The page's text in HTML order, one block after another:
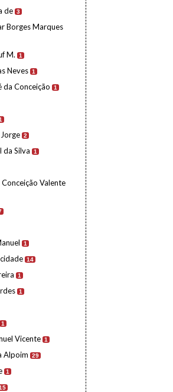
de 3
Borges Marques
M. 1
Neves 1
da Conceição 1
2
da Silva 1
Valente
1
14
1
1
1
Vicente 1
Alpoim 29
1